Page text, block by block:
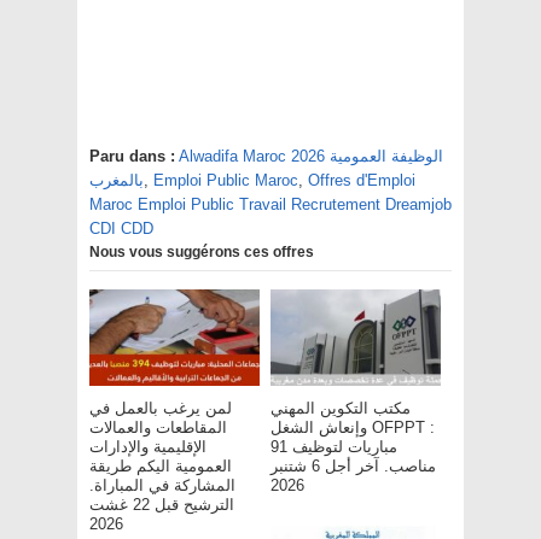
Paru dans : Alwadifa Maroc 2026 الوظيفة العمومية
بالمغرب, Emploi Public Maroc, Offres d'Emploi
Maroc Emploi Public Travail Recrutement Dreamjob
CDI CDD
Nous vous suggérons ces offres
لمن يرغب بالعمل في
المقاطعات والعمالات
الإقليمية والإدارات
العمومية اليكم طريقة
المشاركة في المباراة.
الترشيح قبل 22 غشت
2026
مكتب التكوين المهني
وإنعاش الشغل OFPPT :
مباريات لتوظيف 91
مناصب. آخر أجل 6 شتنبر
2026